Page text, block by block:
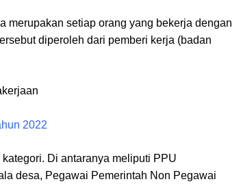
merupakan setiap orang yang bekerja dengan
diperoleh dari pemberi kerja (badan
2022
Di antaranya meliputi PPU
desa, Pegawai Pemerintah Non Pegawai